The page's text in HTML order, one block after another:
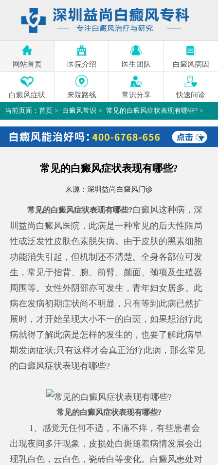
网站首页 医院介绍 医生团队 白癜风病因
白癜风症状 来院路线 常识分享 快速问诊
当前页面： 首页 > 白癜风常识 > 常见的白癜风症状表现有哪些? >
常见的白癜风症状表现有哪些?
来源： 深圳益尚白癜风门诊
常见的白癜风症状表现有哪些?白癜风这种病，深
圳益尚白癜风医院，此病是一种常见的后天性限局
性或泛发性皮肤色素脱失病。由于皮肤的黑素细胞
功能消失引起，但机制还不清楚。全身各部位可发
生，常见于指背、腕、前臂、颜面、颈项及生殖器
周围等。女性外阴部亦可发生，青年妇女居多。此
病在发病初期症状尚不明显，只有等到此病已然扩
展时，才开始呈现大小不一的白斑，如果想治疗此
病就得了解此病是怎样的发生的，也要了解此病早
期发病症状;只有这样才会真正治疗此病，那么常见
的白癜风症状表现有哪些?
常见的白癜风症状表现有哪些?
1、感觉无任何不适，不痛不痒，有些患者会
出现夜间多汗现象，皮损处白斑随着病情发展会出
现乳白色，云白色，瓷砖白等变化。白癜风患处对